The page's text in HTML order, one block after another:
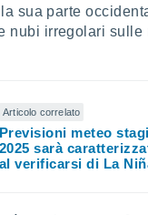
sua parte
nubi irregolari sulle
Articolo correlato
Previsioni meteo
2025 sarà
al verificarsi di La